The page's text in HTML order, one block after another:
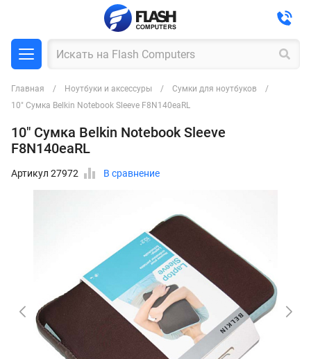
Главная Ноутбуки и аксессуры
Сумки для ноутбуков
10" Сумка Belkin Notebook Sleeve F8N140eaRL
10" Сумка Belkin Notebook Sleeve
F8N140eaRL
Артикул 27972 В сравнение